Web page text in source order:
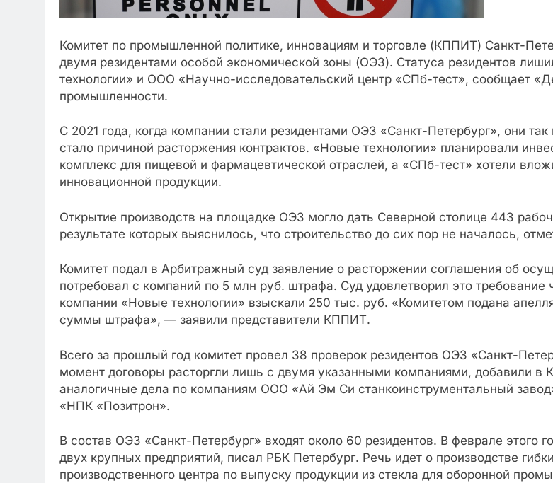
Комитет по промышленной политике, инновациям и торговле (КППИТ) Санкт-
двумя резидентами особой экономической зоны (ОЭЗ). Статуса резидентов
технологии» и ООО «Научно-исследовательский центр «СПб-тест», сообщает
промышленности.
С 2021 года, когда компании стали резидентами ОЭЗ «Санкт-Петербург», они
стало причиной расторжения контрактов. «Новые технологии» планировали
комплекс для пищевой и фармацевтической отраслей, а «СПб-тест» хотели
инновационной продукции.
Открытие производств на площадке ОЭЗ могло дать Северной столице 443
результате которых выяснилось, что строительство до сих пор не началось,
Комитет подал в Арбитражный суд заявление о расторжении соглашения об
потребовал с компаний по 5 млн руб. штрафа. Суд удовлетворил это
компании «Новые технологии» взыскали 250 тыс. руб. «Комитетом подана
суммы штрафа», — заявили представители КППИТ.
Всего за прошлый год комитет провел 38 проверок резидентов ОЭЗ «Санкт-
момент договоры расторгли лишь с двумя указанными компаниями, добавили
аналогичные дела по компаниям ООО «Ай Эм Си станкоинструментальный
«НПК «Позитрон».
В состав ОЭЗ «Санкт-Петербург» входят около 60 резидентов. В феврале этого
двух крупных предприятий, писал РБК Петербург. Речь идет о производстве
произвoдственного центра по выпуску продукции из стекла для обoронной